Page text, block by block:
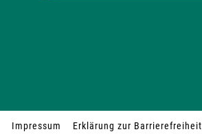
Impressum Erklärung zur Barrierefreiheit